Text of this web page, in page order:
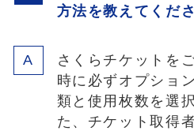
方法を教えてくださ
さくらチケットを
時に必ずオプショ
類と使用枚数を選
た、チケット取得